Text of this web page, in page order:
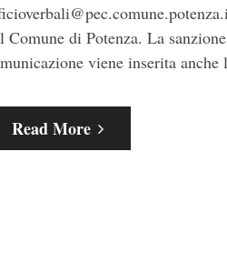
Comune di Potenza. La
viene inserita
Read More